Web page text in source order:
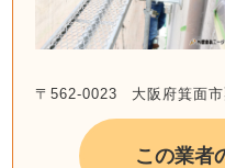
〒562-0023 大阪府箕面市
この業者